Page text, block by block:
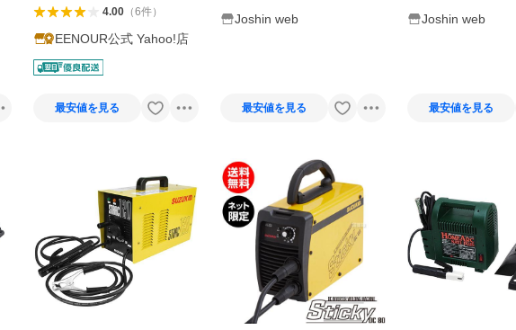
4.00（6件）
EENOUR公式 Yahoo!店
最安値を見る
Joshin web
最安値を見る
Joshin web
最安値を見る